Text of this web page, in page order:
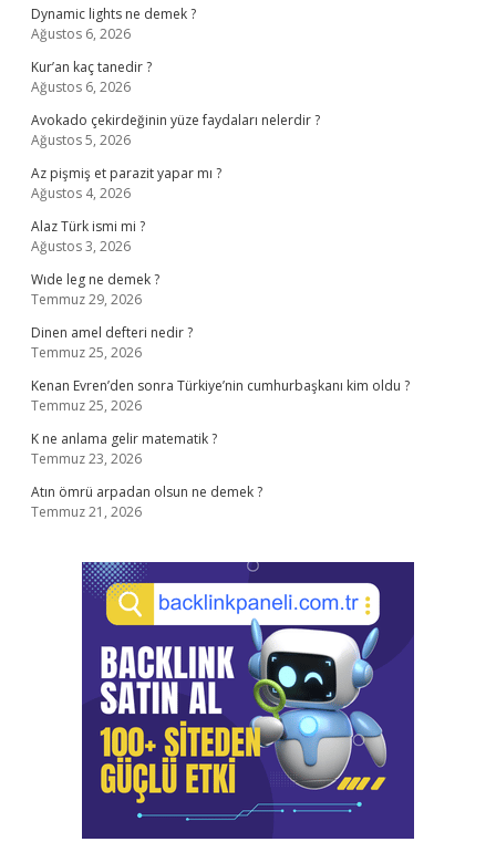
Dynamic lights ne demek ?
Ağustos 6, 2026
Kur’an kaç tanedir ?
Ağustos 6, 2026
Avokado çekirdeğinin yüze faydaları nelerdir ?
Ağustos 5, 2026
Az pişmiş et parazit yapar mı ?
Ağustos 4, 2026
Alaz Türk ismi mi ?
Ağustos 3, 2026
Wıde leg ne demek ?
Temmuz 29, 2026
Dinen amel defteri nedir ?
Temmuz 25, 2026
Kenan Evren’den sonra Türkiye’nin cumhurbaşkanı kim oldu ?
Temmuz 25, 2026
K ne anlama gelir matematik ?
Temmuz 23, 2026
Atın ömrü arpadan olsun ne demek ?
Temmuz 21, 2026